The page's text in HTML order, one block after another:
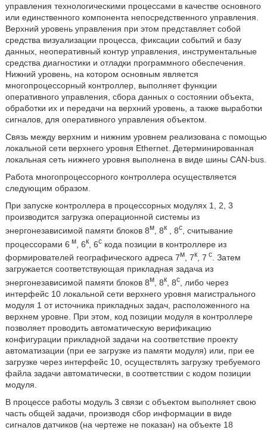
управления технологическими процессами в качестве основного
или единственного компонента непосредственного управления.
Верхний уровень управления при этом представляет собой
средства визуализации процесса, фиксации событий и базу
данных, неоперативный контур управления, инструментальные
средства диагностики и отладки программного обеспечения.
Нижний уровень, на котором основным является
многопроцессорный контроллер, выполняет функции
оперативного управления, сбора данных о состоянии объекта,
обработки их и передачи на верхний уровень, а также выработки
сигналов, для оперативного управления объектом.
Связь между верхним и нижним уровнем реализована с помощью
локальной сети верхнего уровня Ethernet. Детерминированная
локальная сеть нижнего уровня выполнена в виде шины CAN-bus.
Работа многопроцессорного контроллера осуществляется
следующим образом.
При запуске контроллера в процессорных модулях 1, 2, 3
производится загрузка операционной системы из
энергонезависимой памяти блоков 8м, 8к, 8с, считывание
процессорами 6 м, 6к, 6скода позиции в контроллере из
формирователей географического адреса 7м, 7к, 7 с. Затем
загружается соответствующая прикладная задача из
энергонезависимой памяти блоков 8м, 8к, 8c, либо через
интерфейс 10 локальной сети верхнего уровня магистрального
модуля 1 от источника прикладных задач, расположенного на
верхнем уровне. При этом, код позиции модуля в контроллере
позволяет проводить автоматическую верификацию
конфигурации прикладной задачи на соответствие проекту
автоматизации (при ее загрузке из памяти модуля) или, при ее
загрузке через интерфейс 10, осуществлять загрузку требуемого
файла задачи автоматически, в соответствии с кодом позиции
модуля.
В процессе работы модуль 3 связи с объектом выполняет свою
часть общей задачи, производя сбор информации в виде
сигналов датчиков (на чертеже не показан) на объекте 18